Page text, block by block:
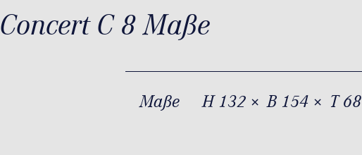
Concert C 8 Maße
Maße H 132 × B 154 × T 68